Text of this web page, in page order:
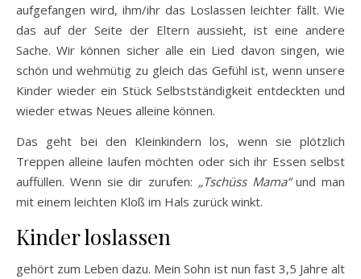
aufgefangen wird, ihm/ihr das Loslassen leichter fällt. Wie
das auf der Seite der Eltern aussieht, ist eine andere
Sache. Wir können sicher alle ein Lied davon singen, wie
schön und wehmütig zu gleich das Gefühl ist, wenn unsere
Kinder wieder ein Stück Selbstständigkeit entdeckten und
wieder etwas Neues alleine können.
Das geht bei den Kleinkindern los, wenn sie plötzlich
Treppen alleine laufen möchten oder sich ihr Essen selbst
auffüllen. Wenn sie dir zurufen: „Tschüss Mama“und man
mit einem leichten Kloß im Hals zurück winkt.
Kinder loslassen
gehört zum Leben dazu. Mein Sohn ist nun fast 3,5 Jahre alt